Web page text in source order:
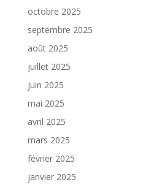
octobre 2025
septembre 2025
août 2025
juillet 2025
juin 2025
mai 2025
avril 2025
mars 2025
février 2025
janvier 2025